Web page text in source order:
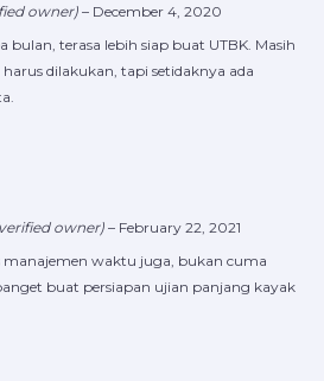
owner)– December 4, 2020
bulan, terasa lebih siap buat UTBK. Masih
dilakukan, tapi setidaknya ada
owner)– February 22, 2021
manajemen waktu juga, bukan cuma
buat persiapan ujian panjang kayak